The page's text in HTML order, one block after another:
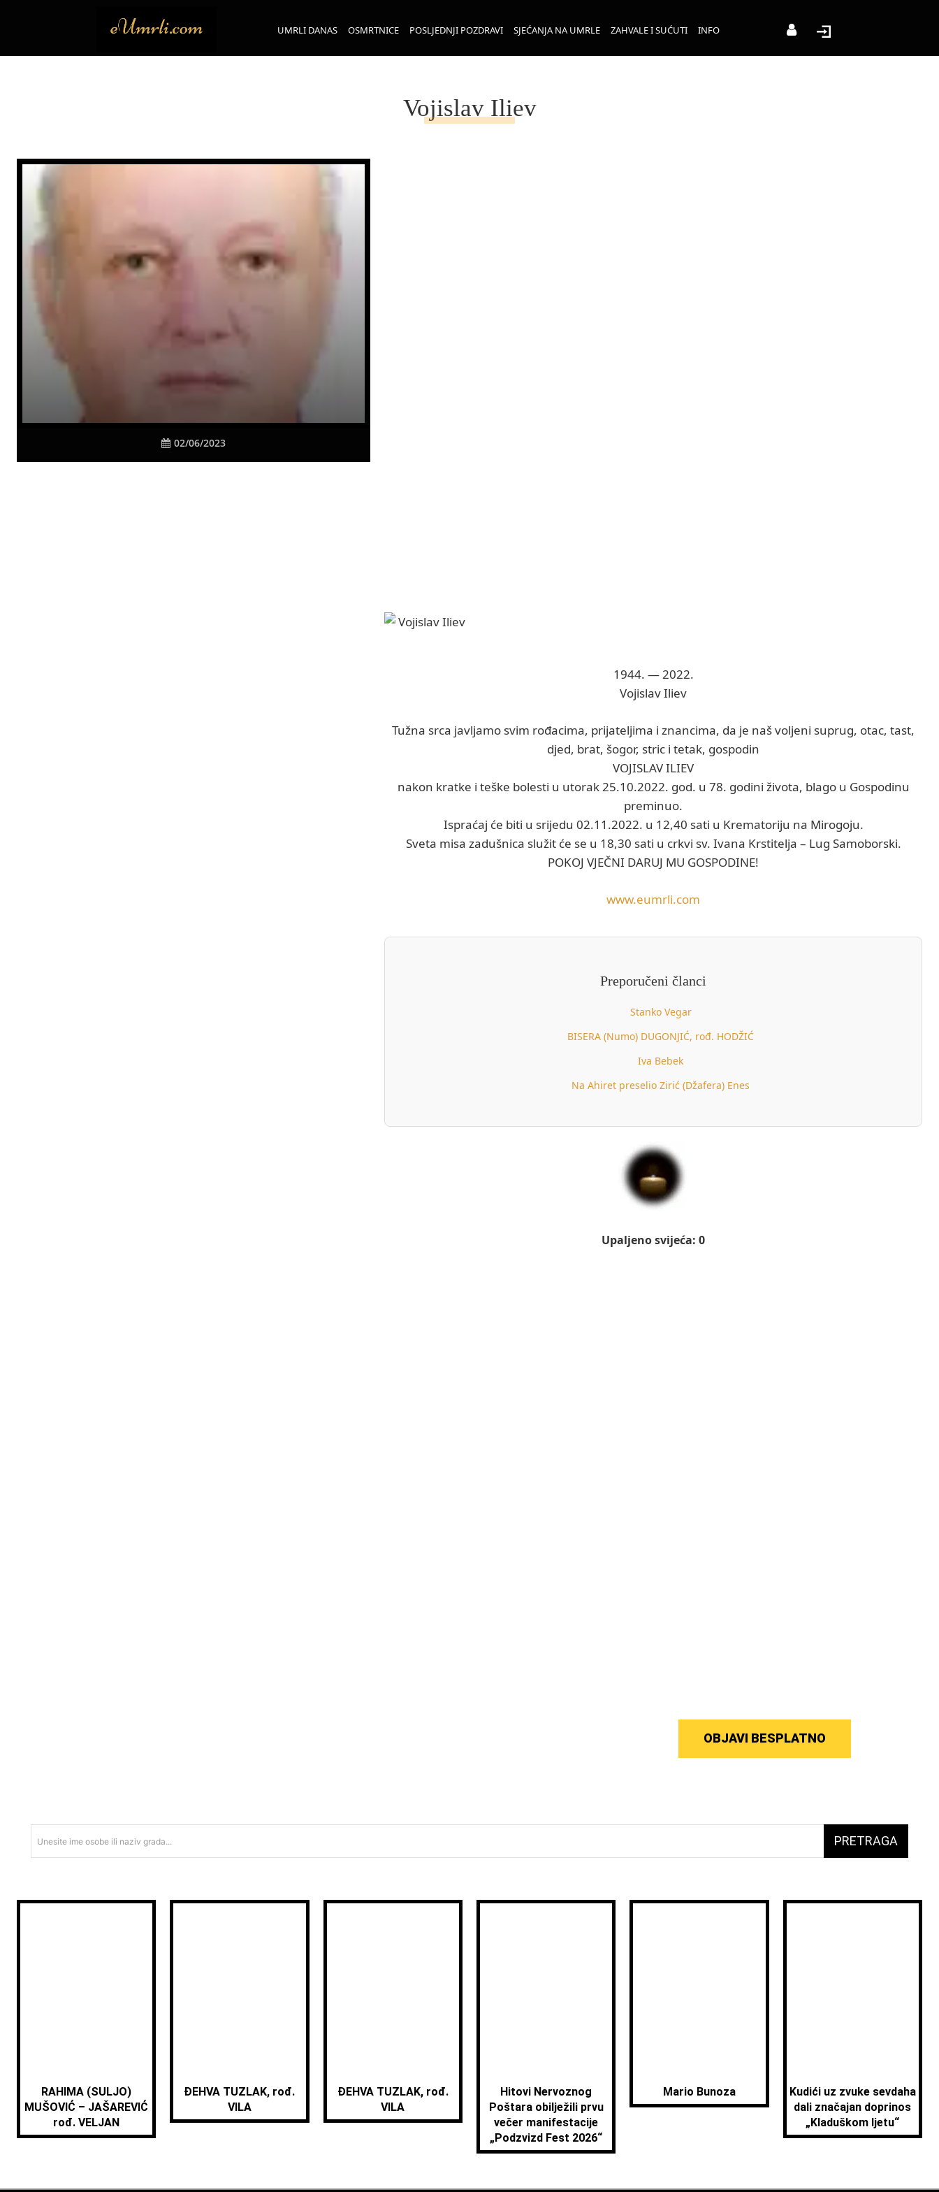
UMRLI DANAS OSMRTNICE POSLJEDNJI POZDRAVI SJEĆANJA NA UMRLE ZAHVALE I SUĆUTI INFO
Vojislav Iliev
02/06/2023
1944. — 2022.
Vojislav Iliev
Tužna srca javljamo svim rođacima, prijateljima i znancima, da je naš voljeni suprug, otac, tast,
djed, brat, šogor, stric i tetak, gospodin
VOJISLAV ILIEV
nakon kratke i teške bolesti u utorak 25.10.2022. god. u 78. godini života, blago u Gospodinu
preminuo.
Ispraćaj će biti u srijedu 02.11.2022. u 12,40 sati u Krematoriju na Mirogoju.
Sveta misa zadušnica služit će se u 18,30 sati u crkvi sv. Ivana Krstitelja – Lug Samoborski.
POKOJ VJEČNI DARUJ MU GOSPODINE!
www.eumrli.com
Preporučeni članci
Stanko Vegar
BISERA (Numo) DUGONJIĆ, rođ. HODŽIĆ
Iva Bebek
Na Ahiret preselio Zirić (Džafera) Enes
Upaljeno svijeća: 0
OBJAVI BESPLATNO
Unesite ime osobe ili naziv grada... PRETRAGA
RAHIMA (SULJO)
MUŠOVIĆ – JAŠAREVIĆ
rođ. VELJAN
ĐEHVA TUZLAK, rođ.
VILA
ĐEHVA TUZLAK, rođ.
VILA
Hitovi Nervoznog
Poštara obilježili prvu
večer manifestacije
„Podzvizd Fest 2026“
Mario Bunoza
Kudići uz zvuke sevdaha
dali značajan doprinos
„Kladuškom ljetu“